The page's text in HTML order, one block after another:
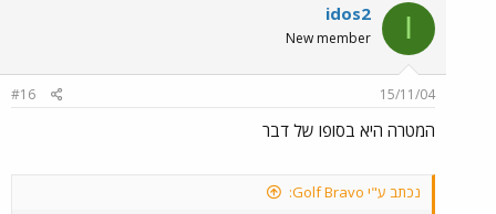
I
idos2
New member
15/11/04
#16
המטרה היא בסופו של דבר
נכתב ע"י Golf Bravo: